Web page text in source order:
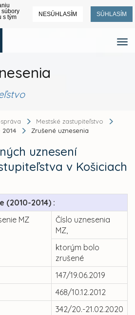
súbory
s tým
NESÚHLASÍM SÚHLASÍM
Mestské zastupiteľstvo
2014 Zrušené uznesenia
uznesení
v Košiciach
(2010-2014) :
MZ
Číslo uznesenia
MZ,
ktorým bolo
zrušené
147/19.06.2019
468/10.12.2012
342/20.-21.02.2020